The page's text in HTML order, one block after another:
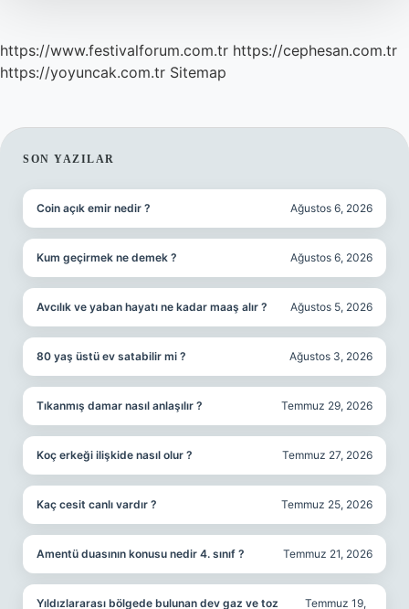
https://www.festivalforum.com.tr https://cephesan.com.tr
https://yoyuncak.com.tr Sitemap
SIDEBAR
SON YAZILAR
Coin açık emir nedir ? Ağustos 6, 2026
Kum geçirmek ne demek ? Ağustos 6, 2026
Avcılık ve yaban hayatı ne kadar maaş alır ? Ağustos 5, 2026
80 yaş üstü ev satabilir mi ? Ağustos 3, 2026
Tıkanmış damar nasıl anlaşılır ? Temmuz 29, 2026
Koç erkeği ilişkide nasıl olur ? Temmuz 27, 2026
Kaç cesit canlı vardır ? Temmuz 25, 2026
Amentü duasının konusu nedir 4. sınıf ? Temmuz 21, 2026
Yıldızlararası bölgede bulunan dev gaz ve toz
Temmuz 19,